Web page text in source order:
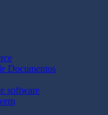
Documentos
software